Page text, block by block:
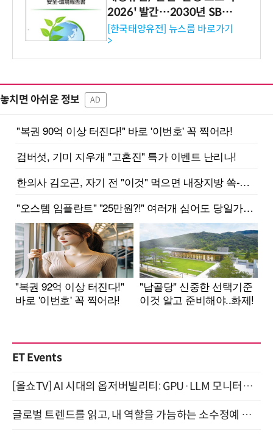
2026' 발간…2030년 SBT
수준 온실가스 감축 추진
[한국태양유전] 뉴스룸 바로가기
>
놓치면 아쉬운 정보 AD
ET Events
[올쇼TV] AI 시대의 옵저버빌리티: GPU·LLM 모니터링부터 AI 기반 장애 대응까지 (8/11 생방송)
글로벌 트렌드를 읽고, 내 역할을 가늠하는 소수정예 실습 워크숍 (8/28)